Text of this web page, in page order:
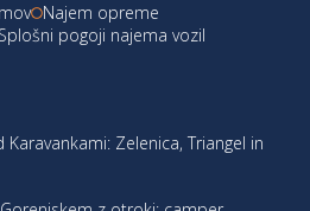
Najem opreme
Splošni pogoji najema vozil
Zelenica, Triangel in